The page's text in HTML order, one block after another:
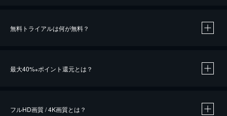
無料トライアルは何が無料？
最大40%※ポイント還元とは？
フルHD画質 / 4K画質とは？